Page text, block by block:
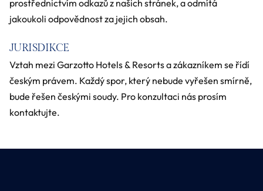
prostřednictvím odkazů z našich stránek, a odmítá
jakoukoli odpovědnost za jejich obsah.
JURISDIKCE
Vztah mezi Garzotto Hotels & Resorts a zákazníkem se řídí
českým právem. Každý spor, který nebude vyřešen smírně,
bude řešen českými soudy. Pro konzultaci nás prosím
kontaktujte.